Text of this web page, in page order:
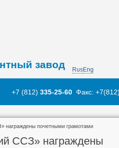
завод RusEng
+7 (812) 335-25-60 Факс: +7(812)
почетными грамотами
ССЗ» награждены